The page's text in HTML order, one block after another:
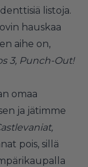
listoja.
hauskaa
aihe on,
3, Punch-Out!
omaa
ja jätimme
pois, sillä